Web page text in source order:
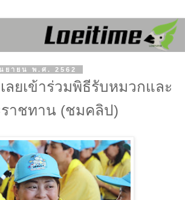
ยายน พ.ศ. 2562
ลยเข้าร่วมพิธีรับหมวกและ
าชทาน (ชมคลิป)